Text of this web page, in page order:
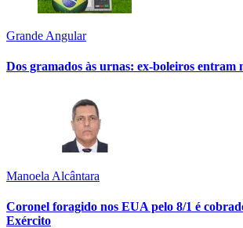
Grande Angular
Dos gramados às urnas: ex-boleiros
Manoela Alcântara
Coronel foragido nos EUA pelo 8/1 é
Exército